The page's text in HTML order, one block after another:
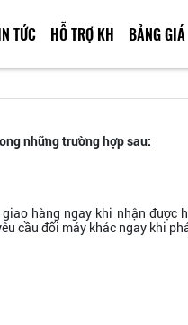
TỨC HỖ TRỢ KH BẢNG GIÁ
những trường hợp sau:
hàng ngay khi nhận được
cầu đổi máy khác ngay khi